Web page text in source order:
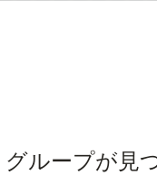
グループが見